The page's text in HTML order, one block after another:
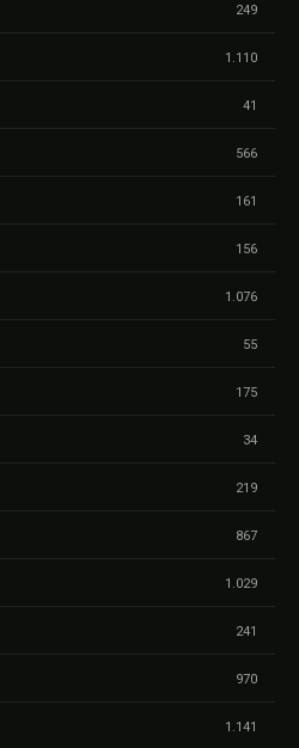
249
1.110
41
566
161
156
1.076
55
175
34
219
867
1.029
241
970
1.141